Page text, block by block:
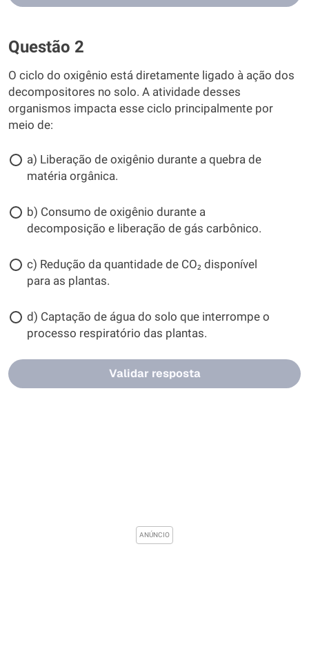
Questão 2
O ciclo do oxigênio está diretamente ligado à ação dos
decompositores no solo. A atividade desses
organismos impacta esse ciclo principalmente por
meio de:
a) Liberação de oxigênio durante a quebra de
matéria orgânica.
b) Consumo de oxigênio durante a
decomposição e liberação de gás carbônico.
c) Redução da quantidade de CO₂ disponível
para as plantas.
d) Captação de água do solo que interrompe o
processo respiratório das plantas.
Validar resposta